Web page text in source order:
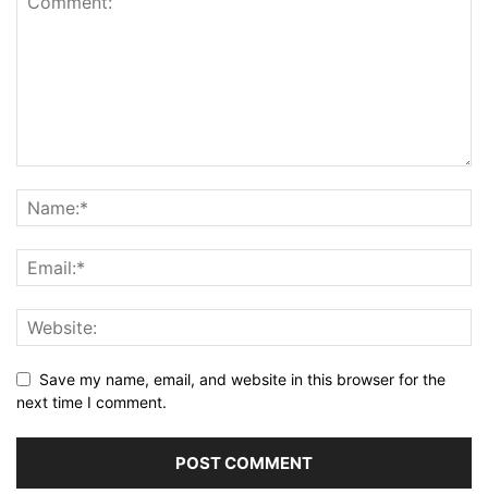
Save my name, email, and website in this browser for the
next time I comment.